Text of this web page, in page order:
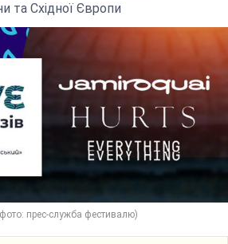
та Східної Європи
прес-служба фестивалю)